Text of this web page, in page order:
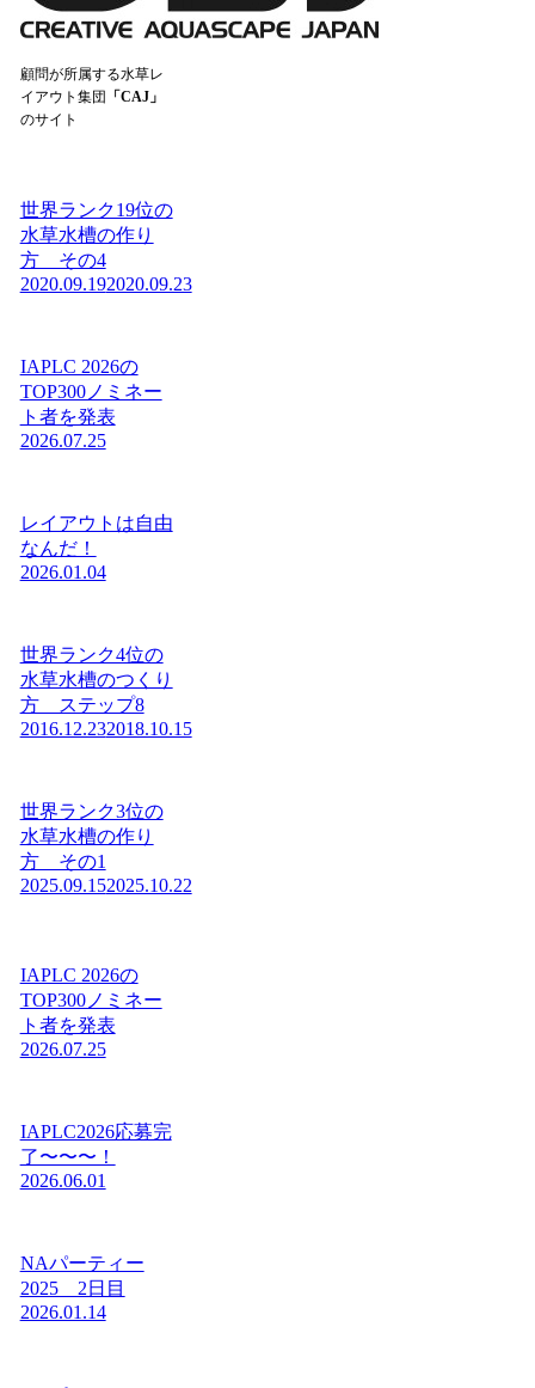
顧問が所属する水草レ
イアウト集団
「CAJ」
のサイト
世界ランク19位の
水草水槽の作り
方 その4
2020.09.192020.09.23
IAPLC 2026の
TOP300ノミネー
ト者を発表
2026.07.25
レイアウトは自由
なんだ！
2026.01.04
世界ランク4位の
水草水槽のつくり
方 ステップ8
2016.12.232018.10.15
世界ランク3位の
水草水槽の作り
方 その1
2025.09.152025.10.22
IAPLC 2026の
TOP300ノミネー
ト者を発表
2026.07.25
IAPLC2026応募完
了〜〜〜！
2026.06.01
NAパーティー
2025 2日目
2026.01.14